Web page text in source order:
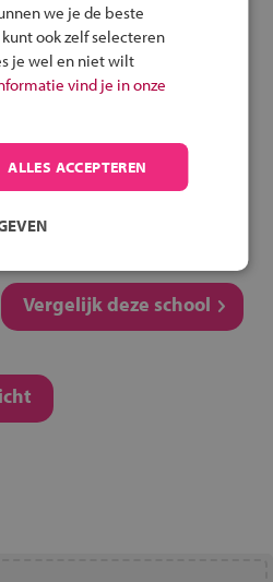
veilig fietsen
Vergelijk deze school
we je de beste
ook zelf selecteren
je wel en niet wilt
vind je in onze
ALLES ACCEPTEREN